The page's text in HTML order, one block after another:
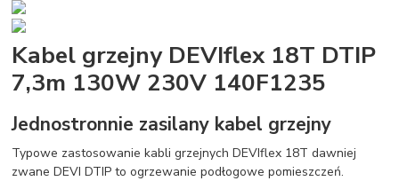
Kabel grzejny DEVIflex 18T DTIP
7,3m 130W 230V 140F1235
Jednostronnie zasilany kabel grzejny
Typowe zastosowanie kabli grzejnych DEVIflex 18T dawniej
zwane DEVI DTIP to ogrzewanie podłogowe pomieszczeń.